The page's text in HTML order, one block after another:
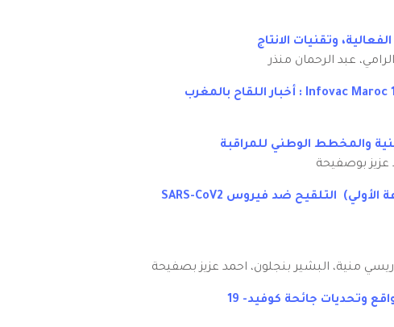
عبد الرحمان منذر
عزيز بوصفيحة
منية، البشير بنجلون، احمد عزيز بصفيحة
وتحديات جائحة كوفيد- 19